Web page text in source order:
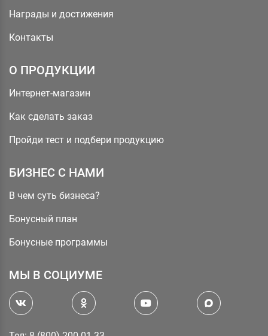
Награды и достижения
Контакты
О ПРОДУКЦИИ
Интернет-магазин
Как сделать заказ
Пройди тест и подбери продукцию
БИЗНЕС С НАМИ
В чем суть бизнеса?
Бонусный план
Бонусные программы
МЫ В СОЦИУМЕ